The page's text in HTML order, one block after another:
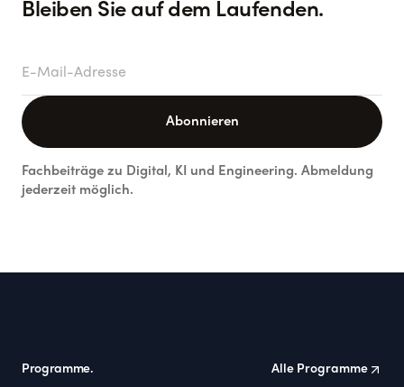
Bleiben Sie auf dem Laufenden.
E-Mail-Adresse
Abonnieren
Fachbeiträge zu Digital, KI und Engineering. Abmeldung
jederzeit möglich.
Programme. Alle Programme